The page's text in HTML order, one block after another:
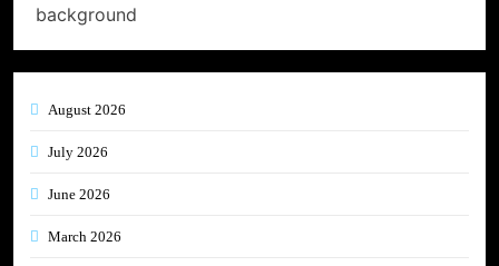
August 2026
July 2026
June 2026
March 2026